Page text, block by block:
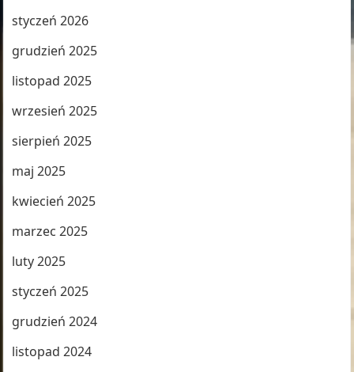
styczeń 2026
grudzień 2025
listopad 2025
wrzesień 2025
sierpień 2025
maj 2025
kwiecień 2025
marzec 2025
luty 2025
styczeń 2025
grudzień 2024
listopad 2024